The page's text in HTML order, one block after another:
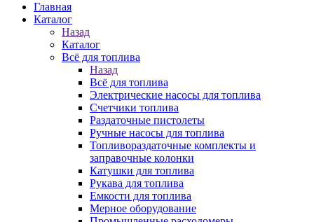
Главная
Каталог
Назад
Каталог
Всё для топлива
Назад
Всё для топлива
Электрические насосы для топлива
Счетчики топлива
Раздаточные пистолеты
Ручные насосы для топлива
Топливораздаточные комплекты и
заправочные колонки
Катушки для топлива
Рукава для топлива
Емкости для топлива
Мерное оборудование